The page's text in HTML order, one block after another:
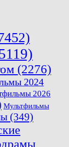
(2276)
2024
2026
Мультфильмы
(349)